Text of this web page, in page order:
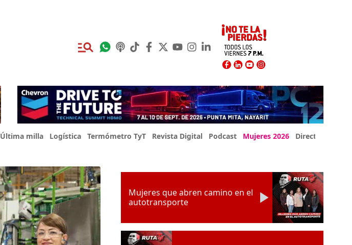
Última milla Logística Termómetro TyT Revista Digital Podcast Mujeres 2026 Directorio Expo
Mujeres que abren camino en el
autotransporte